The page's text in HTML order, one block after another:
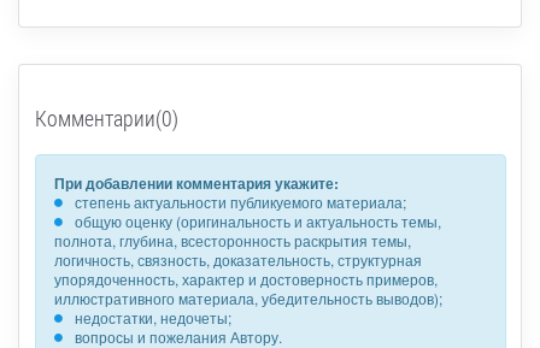
Комментарии(0)
При добавлении комментария укажите:
степень актуальности публикуемого материала;
общую оценку (оригинальность и актуальность темы,
полнота, глубина, всесторонность раскрытия темы,
логичность, связность, доказательность, структурная
упорядоченность, характер и достоверность примеров,
иллюстративного материала, убедительность выводов);
недостатки, недочеты;
вопросы и пожелания Автору.